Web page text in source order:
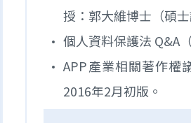
授：郭大維博士（碩士
個人資料保護法 Q&A
APP產業相關著作權
2016年2月初版。
營業秘密管理體系之